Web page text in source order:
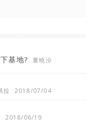
基地?
董曉汾
拉 2018/07/04
2018/06/19